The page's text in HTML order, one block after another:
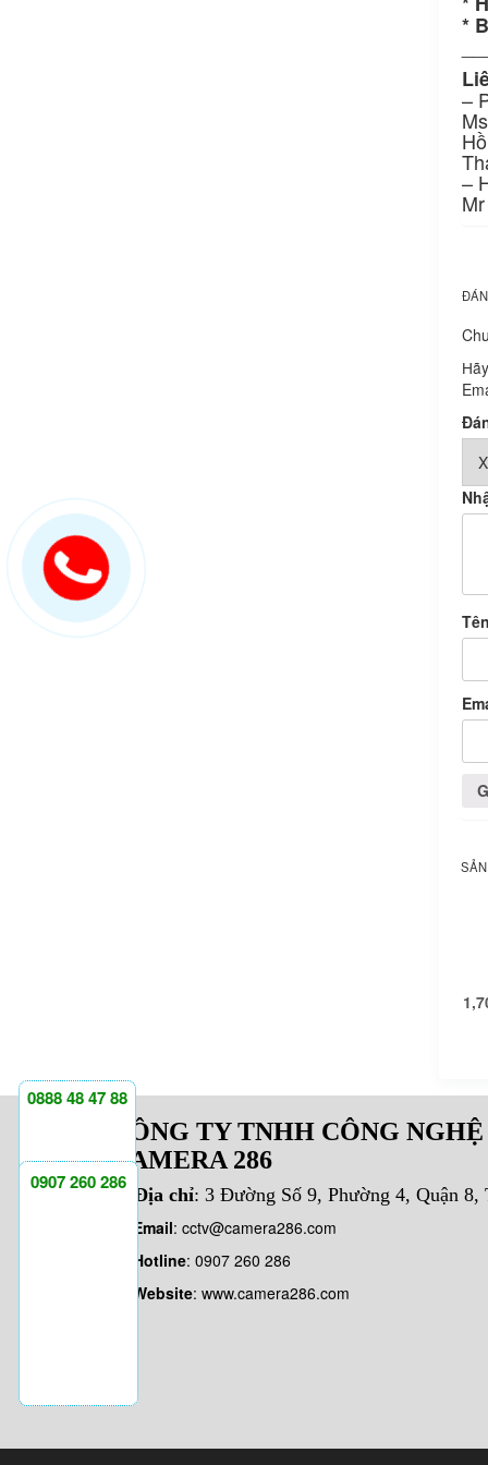
*
–
–
CÔNG TY TNHH CÔNG
CAMERA 286
Địa chỉ: 3 Đường Số 9, Phường 4, Quận 8,
Email: cctv@camera286.com
Hotline: 0907 260 286
Website: www.camera286.com
0888 48 47 88
0907 260 286